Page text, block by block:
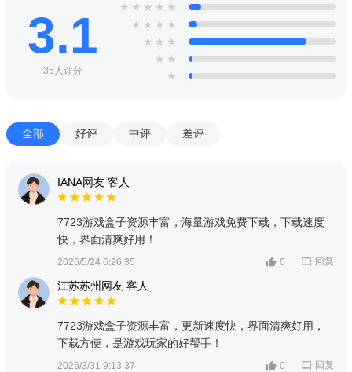
3.1
35人评分
★ ★ ★ ★ ★
★ ★ ★ ★
★ ★ ★
★ ★
★
全部 好评 中评 差评
IANA网友 客人
7723游戏盒子资源丰富，海量游戏免费下载，下载速度
快，界面清爽好用！
2026/5/24 6:26:35 0 回复
江苏苏州网友 客人
7723游戏盒子资源丰富，更新速度快，界面清爽好用，
下载方便，是游戏玩家的好帮手！
2026/3/31 9:13:37 0 回复